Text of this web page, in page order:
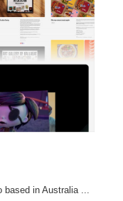
based in Australia ...